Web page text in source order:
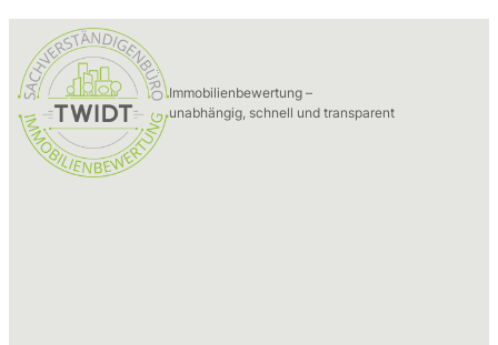
Inhalt
springen
Immobilienbewertung –
unabhängig, schnell und transparent
HOME
LEISTUNGEN
IMMOBILIENBEWERTUNG
KURZGUTACHTEN
VOLLGUTACHTEN
WERTÜBERPRÜFUNG
GUTACHTENCHECK